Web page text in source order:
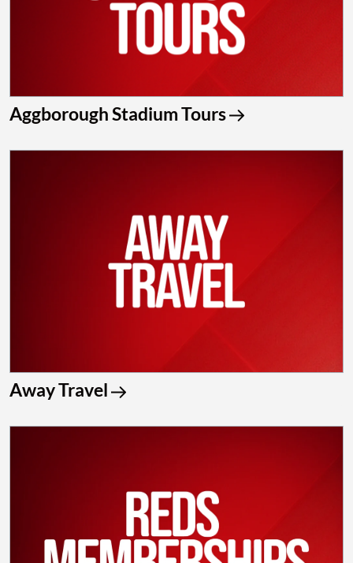
Aggborough Stadium Tours
Away Travel